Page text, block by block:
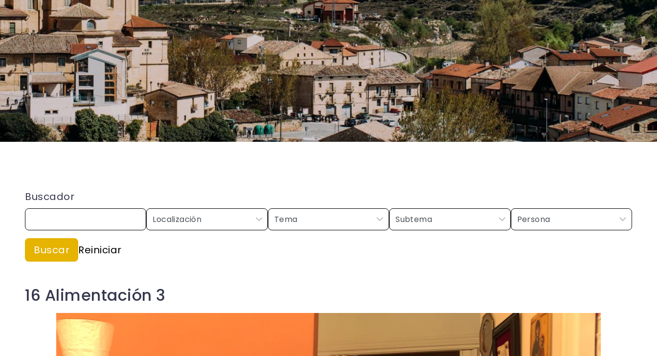
Buscador
16 Alimentación 3